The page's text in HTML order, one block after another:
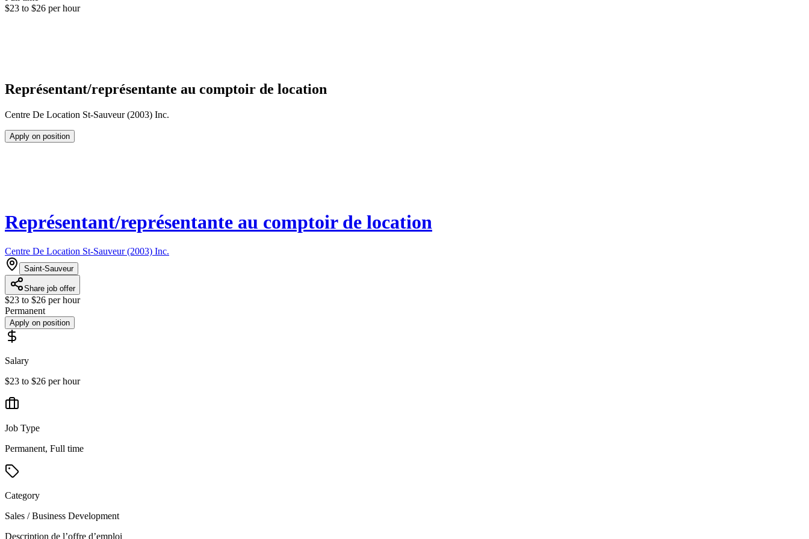
$23 to $26 per hour
Représentant/représentante au comptoir de location
Centre De Location St-Sauveur (2003) Inc.
Apply on position
Représentant/représentante au comptoir de location
Centre De Location St-Sauveur (2003) Inc.
Saint-Sauveur
Share job offer
$23 to $26 per hour
Permanent
Apply on position
Salary
$23 to $26 per hour
Job Type
Permanent, Full time
Category
Sales / Business Development
Description de l’offre d’emploi